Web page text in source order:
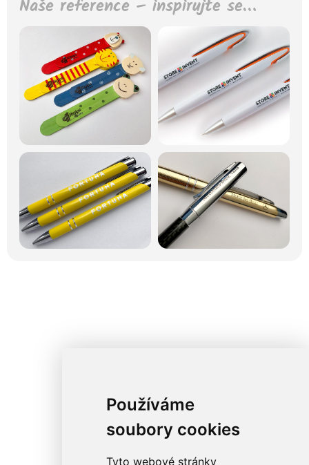
Používáme
soubory cookies
Tyto webové stránky
Naše reference – inspirujte se…